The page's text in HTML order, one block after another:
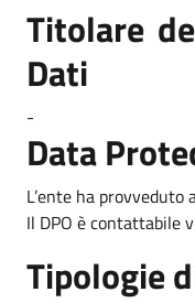
Titolare
Dati
-
Data
L’ente ha
Il DPO è contattabile
Tipologie